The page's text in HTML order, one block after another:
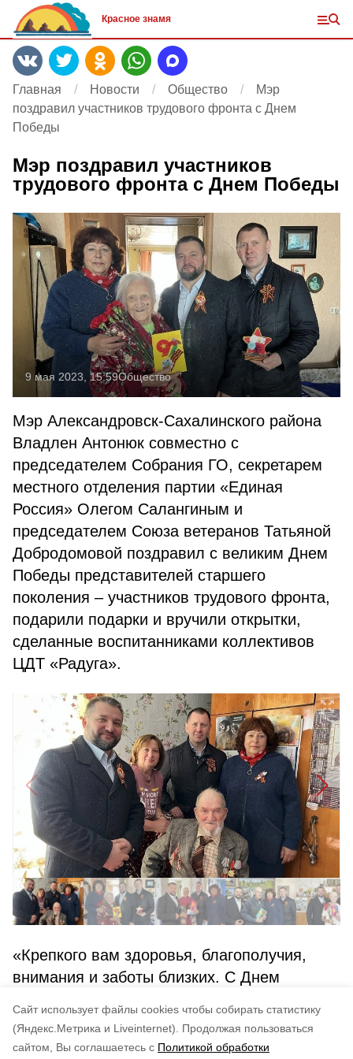
Cайт использует файлы cookies чтобы собирать статистику
(Яндекс.Метрика и Liveinternet).
Продолжая пользоваться
сайтом, Вы соглашаетесь с Политикой обработки
Красное знамя
Главная Новости Общество
Мэр
поздравил участников трудового фронта с Днем
Победы
Мэр поздравил участников
трудового фронта с Днем Победы
9 мая 2023, 15:59Общество
Мэр Александровск-Сахалинского района
Владлен Антонюк совместно с
председателем Собрания ГО, секретарем
местного отделения партии «Единая
Россия» Олегом Салангиным и
председателем Союза ветеранов Татьяной
Добродомовой поздравил с великим Днем
Победы представителей старшего
поколения – участников трудового фронта,
подарили подарки и вручили открытки,
сделанные воспитанниками коллективов
ЦДТ «Радуга».
«Крепкого вам здоровья, благополучия,
внимания и заботы близких. С Днем
Вконтакте Владлен Антонюк.